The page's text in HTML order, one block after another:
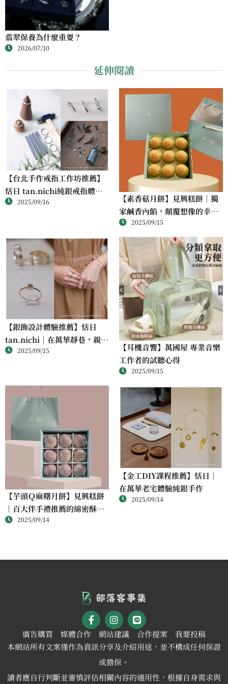
翡翠保養為什麼重要？
2026/07/10
延伸閱讀
【台北手作戒指工作坊推薦】
恬日 tan.nichi純銀戒指體驗
｜情侶・朋友一起完成的金工
2025/09/16
【素香菇月餅】見興糕餅｜獨
家鹹香內餡，顛覆想像的幸福
滋味2025/09/15
【銀飾設計體驗推薦】恬日
tan.nichi｜在萬華靜巷，親手
完成屬於自己的銀戒
2025/09/15
【耳機音響】萬國屋 專業音樂
工作者的試聽心得
2025/09/15
【芋頭Ｑ麻糬月餅】見興糕餅
｜百大伴手禮推薦的綿密酥香
新體驗2025/09/14
【金工DIY課程推薦】恬日｜
在萬華老宅體驗純銀手作
2025/09/14
廣告購買 媒體合作 網站建議 合作提案
我要投稿
本網站所有文案僅作為資訊分享及介紹用途，並不構成任何保證
或擔保。
讀者應自行判斷並審慎評估相關內容的適用性，根據自身需求與